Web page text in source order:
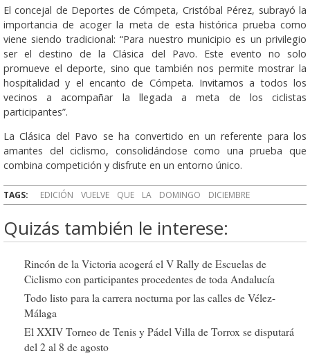
El concejal de Deportes de Cómpeta, Cristóbal Pérez, subrayó la
importancia de acoger la meta de esta histórica prueba como
viene siendo tradicional: “Para nuestro municipio es un privilegio
ser el destino de la Clásica del Pavo. Este evento no solo
promueve el deporte, sino que también nos permite mostrar la
hospitalidad y el encanto de Cómpeta. Invitamos a todos los
vecinos a acompañar la llegada a meta de los ciclistas
participantes”.
La Clásica del Pavo se ha convertido en un referente para los
amantes del ciclismo, consolidándose como una prueba que
combina competición y disfrute en un entorno único.
TAGS: EDICIÓN VUELVE QUE LA DOMINGO DICIEMBRE
Quizás también le interese:
Rincón de la Victoria acogerá el V Rally de Escuelas de
Ciclismo con participantes procedentes de toda Andalucía
Todo listo para la carrera nocturna por las calles de Vélez-
Málaga
El XXIV Torneo de Tenis y Pádel Villa de Torrox se disputará
del 2 al 8 de agosto